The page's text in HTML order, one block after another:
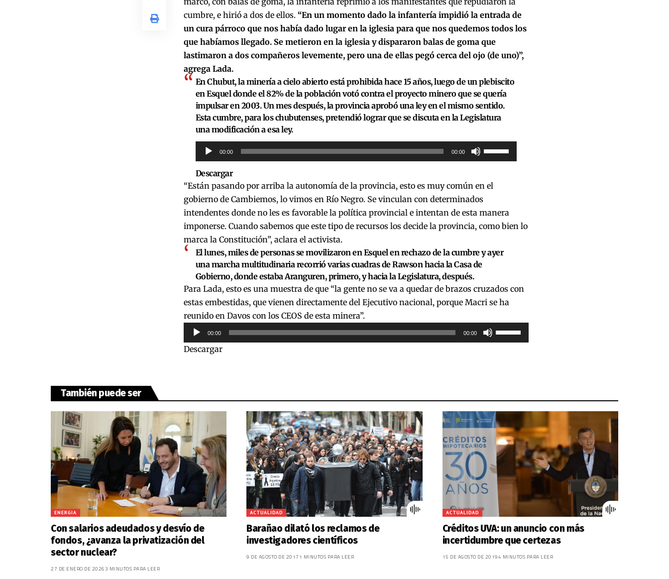
cumbre, e hirió a dos de ellos. “En un momento dado la infantería impidió la entrada de
un cura párroco que nos había dado lugar en la iglesia para que nos quedemos todos los
que habíamos llegado. Se metieron en la iglesia y dispararon balas de goma que
lastimaron a dos compañeros levemente, pero una de ellas pegó cerca del ojo (de uno)”,
agrega Lada.
En Chubut, la minería a cielo abierto está prohibida hace 15 años, luego de un plebiscito
en Esquel donde el 82% de la población votó contra el proyecto minero que se quería
impulsar en 2003. Un mes después, la provincia aprobó una ley en el mismo sentido.
Esta cumbre, para los chubutenses, pretendió lograr que se discuta en la Legislatura
una modificación a esa ley.
Reproductor
de
audio
00:00 00:00
Utiliza
las
de
arriba/abajo
para
o
Descargar
“Están pasando por arriba la autonomía de la provincia, esto es muy común en el
gobierno de Cambiemos, lo vimos en Río Negro. Se vinculan con determinados
intendentes donde no les es favorable la política provincial e intentan de esta manera
imponerse. Cuando sabemos que este tipo de recursos los decide la provincia, como bien lo
marca la Constitución”, aclara el activista.
El lunes, miles de personas se movilizaron en Esquel en rechazo de la cumbre y ayer
una marcha multitudinaria recorrió varias cuadras de Rawson hacia la Casa de
Gobierno, donde estaba Aranguren, primero, y hacia la Legislatura, después.
Para Lada, esto es una muestra de que “la gente no se va a quedar de brazos cruzados con
estas embestidas, que vienen directamente del Ejecutivo nacional, porque Macri se ha
reunido en Davos con los CEOS de esta minera”.
Reproductor
de
audio
00:00 00:00
Utiliza
las
para
aumentar
o
disminuir
el
volumen.
Descargar
También puede ser
ENERGIA
Con salarios adeudados y desvío de
fondos, ¿avanza la privatización del
sector nuclear?
27 DE ENERO DE 2026 3 MINUTOS PARA LEER
ACTUALIDAD
Barañao dilató los reclamos de
investigadores científicos
9 DE AGOSTO DE 2017 1 MINUTOS PARA LEER
ACTUALIDAD
Créditos UVA: un anuncio con más
incertidumbre que certezas
15 DE AGOSTO DE 20194 MINUTOS PARA LEER